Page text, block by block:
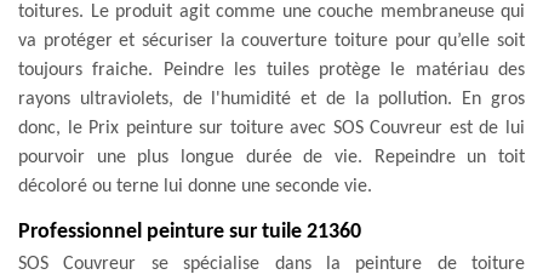
toitures. Le produit agit comme une couche membraneuse qui
va protéger et sécuriser la couverture toiture pour qu’elle soit
toujours fraiche. Peindre les tuiles protège le matériau des
rayons ultraviolets, de l'humidité et de la pollution. En gros
donc, le Prix peinture sur toiture avec SOS Couvreur est de lui
pourvoir une plus longue durée de vie. Repeindre un toit
décoloré ou terne lui donne une seconde vie.
Professionnel peinture sur tuile 21360
SOS Couvreur se spécialise dans la peinture de toiture